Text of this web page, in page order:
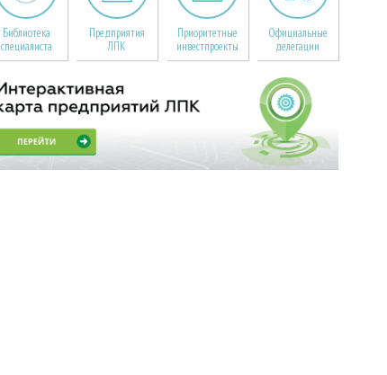
Библиотека
специалиста
Предприятия
ЛПК
Приоритетные
инвестпроекты
Официальные
делегации